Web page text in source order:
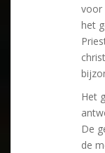
voor
het
Het
De
de